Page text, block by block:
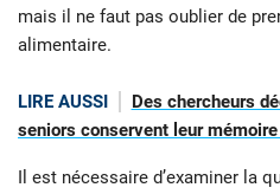
mais il ne faut pas oublier de
alimentaire.
LIRE AUSSI
Des chercheurs
seniors conservent leur
Il est nécessaire d’examiner la